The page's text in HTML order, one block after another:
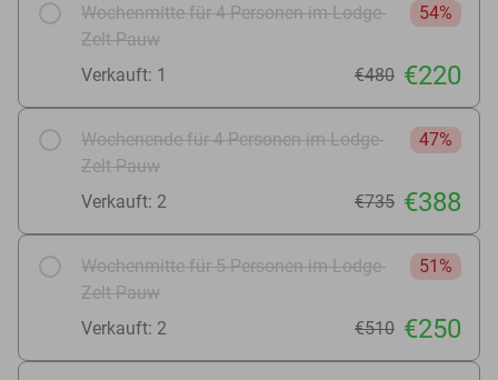
Wochenmitte für 4 Personen im Lodge-
Zelt Pauw
54%
Verkauft: 1 €480 €220
Wochenende für 4 Personen im Lodge-
Zelt Pauw
47%
Verkauft: 2 €735 €388
Wochenmitte für 5 Personen im Lodge-
Zelt Pauw
51%
Verkauft: 2 €510 €250